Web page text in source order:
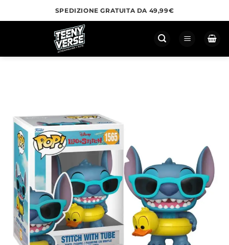
ai
SPEDIZIONE GRATUITA DA 49,99€